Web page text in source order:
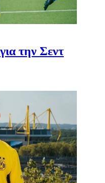
την Σεντ